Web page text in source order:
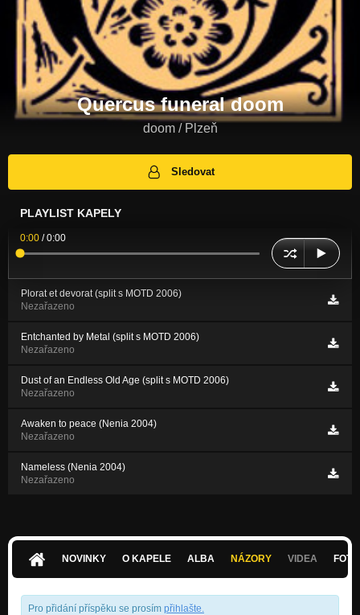
Quercus funeral doom
doom / Plzeň
Sledovat
PLAYLIST KAPELY
0:00 /0:00
Plorat et devorat (split s MOTD 2006)
Nezařazeno
Entchanted by Metal (split s MOTD 2006)
Nezařazeno
Dust of an Endless Old Age (split s MOTD 2006)
Nezařazeno
Awaken to peace (Nenia 2004)
Nezařazeno
Nameless (Nenia 2004)
Nezařazeno
NOVINKY O KAPELE ALBA NÁZORY VIDEA
Pro přidání příspěku se prosím přihlašte